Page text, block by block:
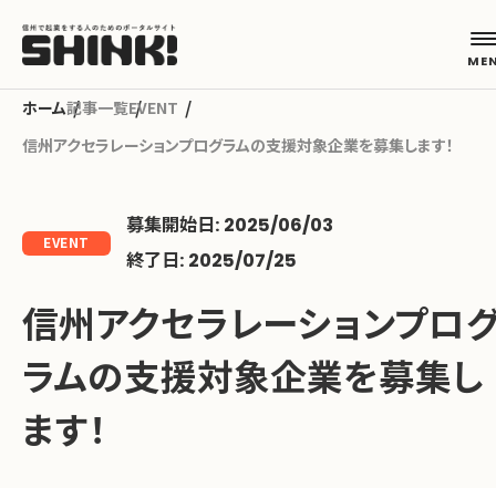
起業フェーズから探す
地域から探す
キーワードから探す
記事一覧EVENT
信州アクセラレーションプログラムの支援対象企業を募集します！
EVENT
募集開始日: 2025/06/03
終了日: 2025/07/25
信州アクセラレーションプロ
ラムの支援対象企業を募集し
ます！